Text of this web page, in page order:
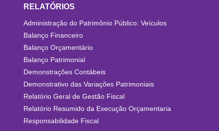
RELATÓRIOS
Administração do Patrimônio Público: Veículos
Balanço Financeiro
Balanço Orçamentário
Balanço Patrimonial
Demonstrações Contábeis
Demonstrativo das Variações Patrimoniais
Relatório Geral de Gestão Fiscal
Relatório Resumido da Execução Orçamentaria
Responsabilidade Fiscal